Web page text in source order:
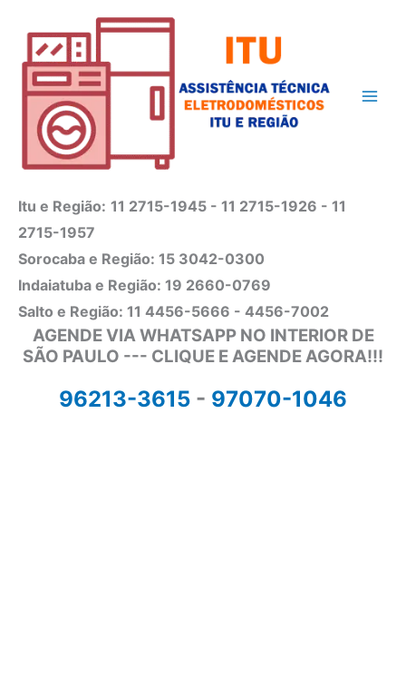
conteúdo
Itu e Região: 11 2715-1945 - 11 2715-1926 - 11
2715-1957
Sorocaba e Região: 15 3042-0300
Indaiatuba e Região: 19 2660-0769
Salto e Região: 11 4456-5666 - 4456-7002
AGENDE VIA WHATSAPP NO INTERIOR DE
SÃO PAULO --- CLIQUE E AGENDE AGORA!!!
96213-3615 - 97070-1046